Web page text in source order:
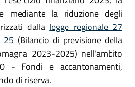
mediante la riduzione degli
dalla legge regionale 27
25 (Bilancio di previsione della
2023-2025) nell'ambito
- Fondi e accantonamenti,
di riserva.